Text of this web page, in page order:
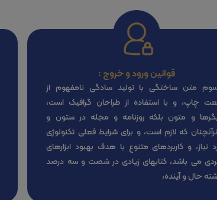
قوانین ورود و خروج :
متن ساختگی با تولید سادگی نامفهوم از
چاپ، و با استفاده از طراحان گرافیک است،
و متون بلکه روزنامه و مجله در ستون و
که لازم است، و برای شرایط فعلی تکنولوژی
نیاز، و کاربردهای متنوع با هدف بهبود ابزارهای
می باشد، کتابهای زیادی در شصت و سه درصد
حال و آینده،